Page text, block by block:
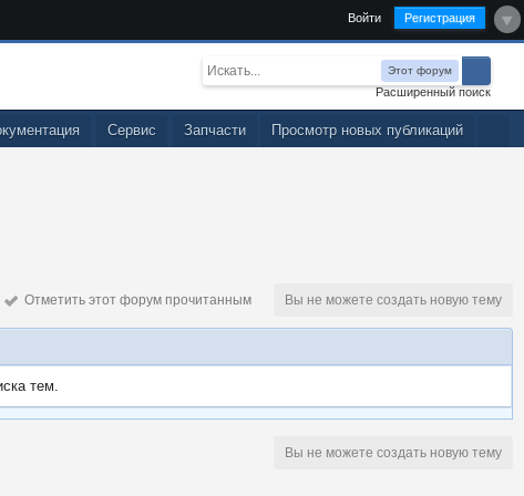
Войти Регистрация
Этот форум
Расширенный поиск
Просмотр новых публикаций
Запчасти
Сервис
Вы не можете создать новую тему
Отметить этот форум прочитанным
тем.
Вы не можете создать новую тему